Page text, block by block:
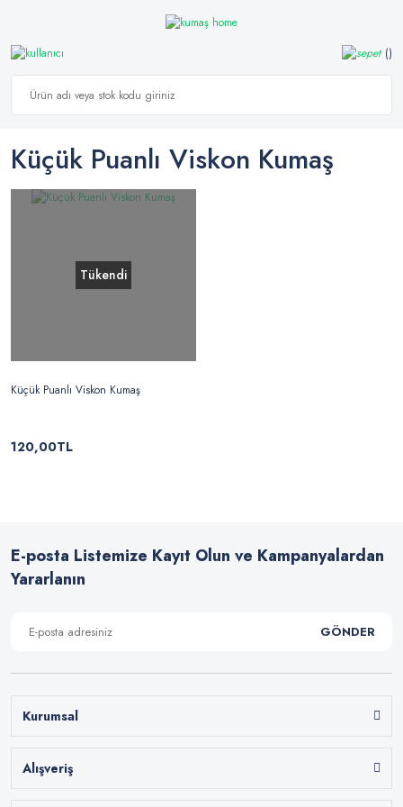
Küçük Puanlı Viskon Kumaş
Tükendi
Küçük Puanlı Viskon Kumaş
120,00TL
E-posta Listemize Kayıt Olun ve Kampanyalardan
Yararlanın
GÖNDER
Kurumsal
Alışveriş